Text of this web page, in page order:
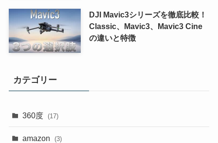
DJI Mavic3シリーズを徹底比較！
Classic、Mavic3、Mavic3 Cine
の違いと特徴
カテゴリー
360度 (17)
amazon (3)